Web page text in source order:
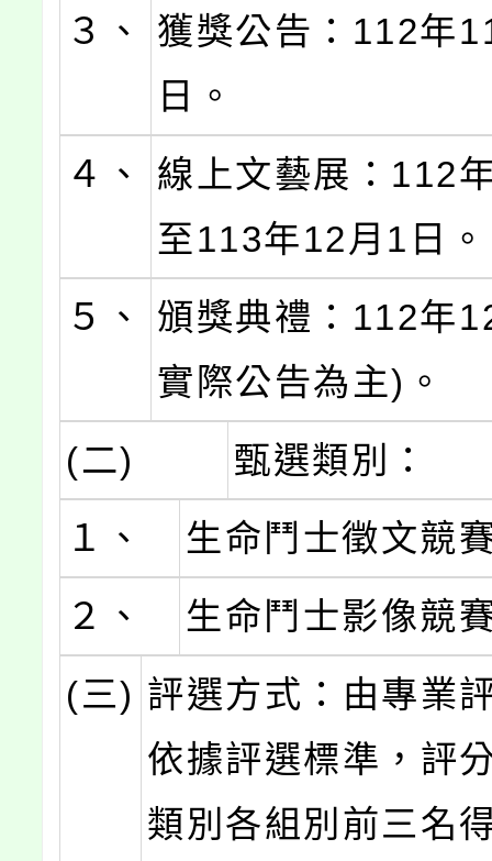
３、
獲獎公告：112年
日。
４、
線上文藝展：112
至113年12月1日。
５、
頒獎典禮：112年
實際公告為主)。
(二)
甄選類別：
１、
生命鬥士徵文競
２、
生命鬥士影像競
(三) 評選方式：由專業
依據評選標準，評
類別各組別前三名